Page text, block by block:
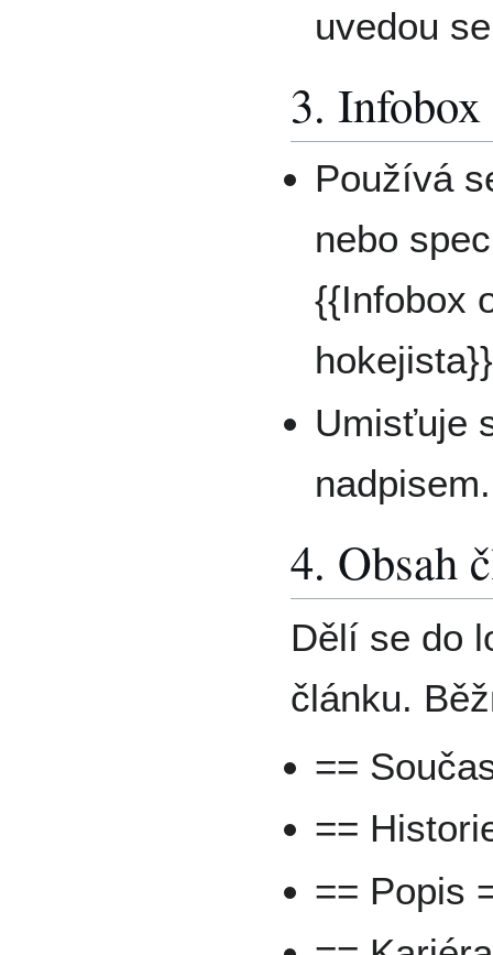
uvedou
3.
Používá
nebo
{{Infobox
Umisťuje
nadpisem.
4. Obsah
Dělí se do
článku.
==
==
== Popis